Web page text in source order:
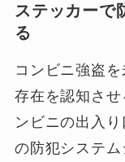
ステッカーで
る
コンビニ強盗
存在を認知さ
ンビニの出入
の防犯システ